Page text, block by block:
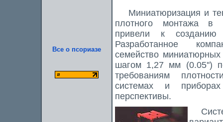
Все о псориазе
Миниатюризация и
плотного монтажа в
привели к созданию
Разработанное
семейство
шагом 1,27 мм (0.05'')
требованиям
системах и
перспективы.